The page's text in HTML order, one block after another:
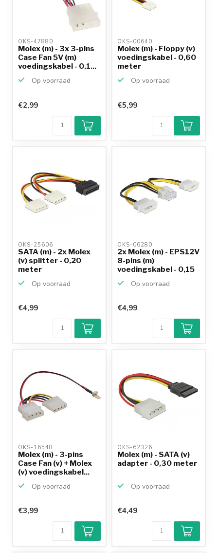
OKS-47880
Molex (m) - 3x 3-pins
Case Fan 5V (m)
voedingskabel - 0,1...
Op voorraad
€2,99
OKS-00640
Molex (m) - Floppy (v)
voedingskabel - 0,60
meter
Op voorraad
€5,99
OKS-25606
SATA (m) - 2x Molex
(v) splitter - 0,20
meter
Op voorraad
€4,99
OKS-06280
2x Molex (m) - EPS12V
8-pins (m)
voedingskabel - 0,15
Op voorraad
9,2/10
Achteraf
betalen mogelijk
€4,99
OKS-16548
Molex (m) - 3-pins
Case Fan (v) + Molex
(v) voedingskabel...
Op voorraad
€3,99
OKS-62326
Molex (m) - SATA (v)
adapter - 0,30 meter
Op voorraad
€4,49